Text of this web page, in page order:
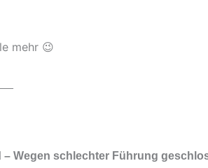
mehr 😉
– Wegen schlechter Führung